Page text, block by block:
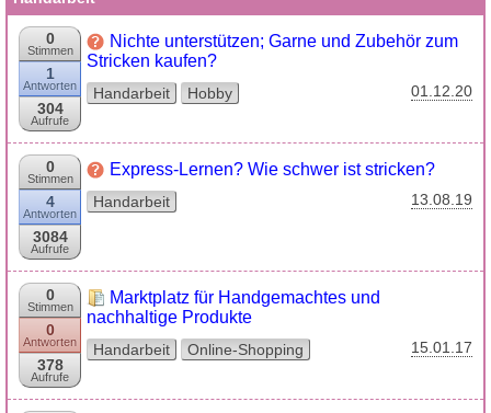
0
Stimmen
1
Antworten
304
Aufrufe
Nichte unterstützen; Garne und Zubehör zum
Stricken kaufen?
Handarbeit Hobby 01.12.20
0
Stimmen
4
Antworten
3084
Aufrufe
Express-Lernen? Wie schwer ist stricken?
Handarbeit 13.08.19
0
Stimmen
0
Antworten
378
Aufrufe
Marktplatz für Handgemachtes und
nachhaltige Produkte
Handarbeit Online-Shopping 15.01.17